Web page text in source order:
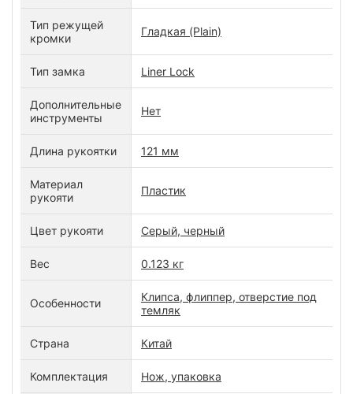
Тип режущей
кромки
Гладкая (Plain)
Тип замка Liner Lock
Дополнительные
инструменты
Нет
Длина рукоятки 121 мм
Материал
рукояти
Пластик
Цвет рукояти Серый, черный
Вес 0.123 кг
Особенности
Клипса, флиппер, отверстие под
темляк
Страна Китай
Комплектация Нож, упаковка